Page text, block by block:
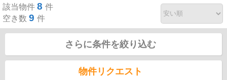
該当物件 8 件
空き数 9 件
さらに条件を絞り込む
物件リクエスト